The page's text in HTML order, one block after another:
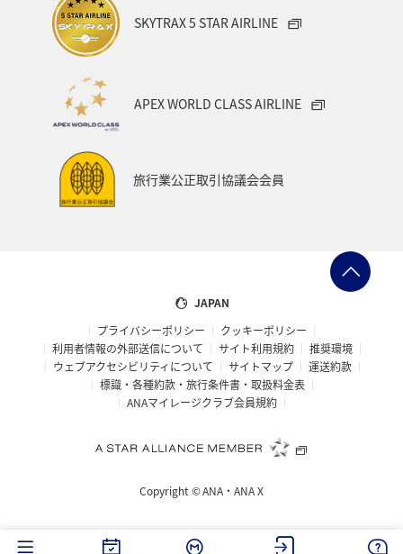
SKYTRAX 5 STAR AIRLINE
APEX WORLD CLASS AIRLINE
旅行業公正取引協議会会員
JAPAN
プライバシーポリシー
クッキーポリシー
利用者情報の外部送信について
サイト利用規約
推奨環境
ウェブアクセシビリティについて
サイトマップ
運送約款
標識・各種約款・旅行条件書・取扱料金表
ANAマイレージクラブ会員規約
Copyright ©ANA・ANA X